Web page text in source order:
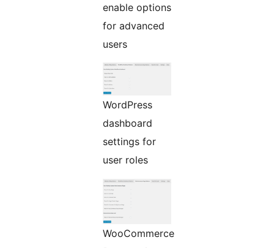
enable options
for advanced
users
WordPress
dashboard
settings for
user roles
WooCommerce